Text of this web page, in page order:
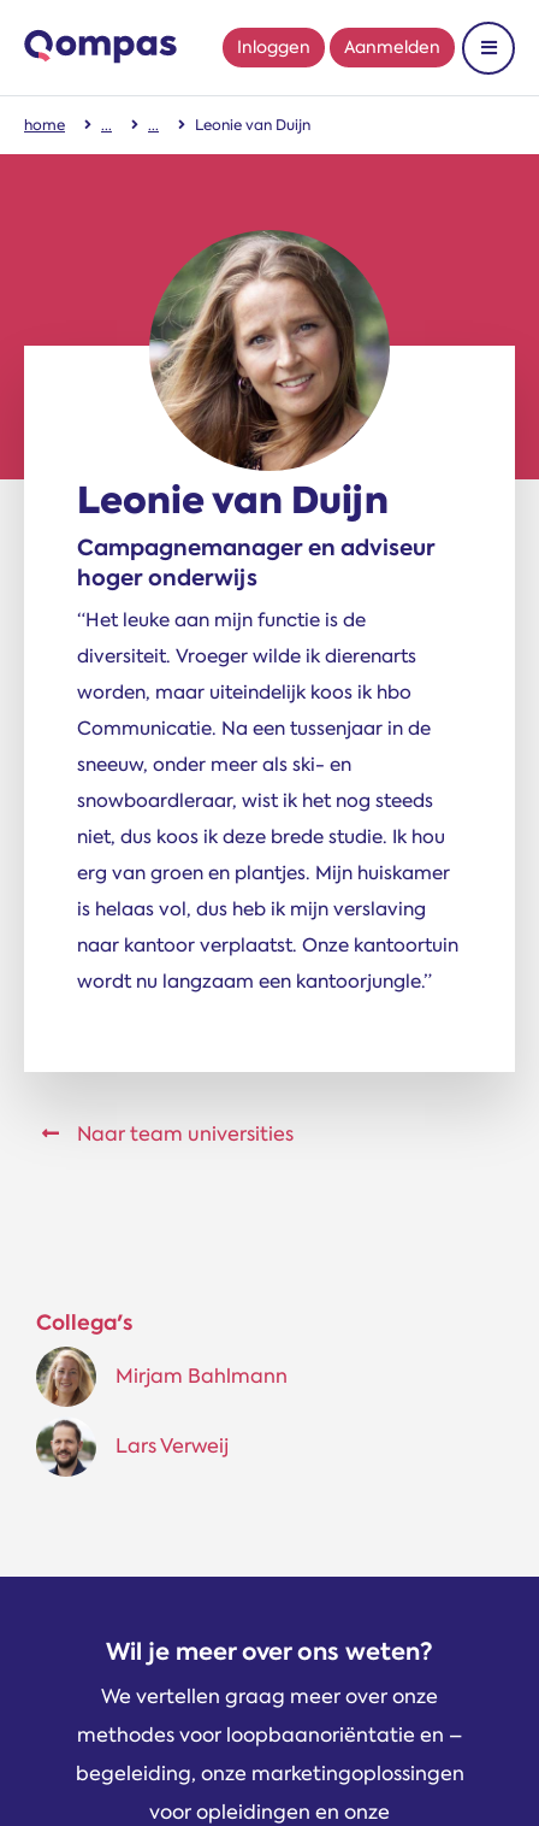
Inloggen Aanmelden
Toon
home Leonie van Duijn
Leonie van Duijn
Campagnemanager en adviseur
hoger onderwijs
“Het leuke aan mijn functie is de
diversiteit. Vroeger wilde ik dierenarts
worden, maar uiteindelijk koos ik hbo
Communicatie. Na een tussenjaar in de
sneeuw, onder meer als ski- en
snowboardleraar, wist ik het nog steeds
niet, dus koos ik deze brede studie. Ik hou
erg van groen en plantjes. Mijn huiskamer
is helaas vol, dus heb ik mijn verslaving
naar kantoor verplaatst. Onze kantoortuin
wordt nu langzaam een kantoorjungle.”
Naar team universities
Collega's
Mirjam Bahlmann
Lars Verweij
Wil je meer over ons weten?
We vertellen graag meer over onze
methodes voor loopbaanoriëntatie en –
begeleiding, onze marketingoplossingen
voor opleidingen en onze